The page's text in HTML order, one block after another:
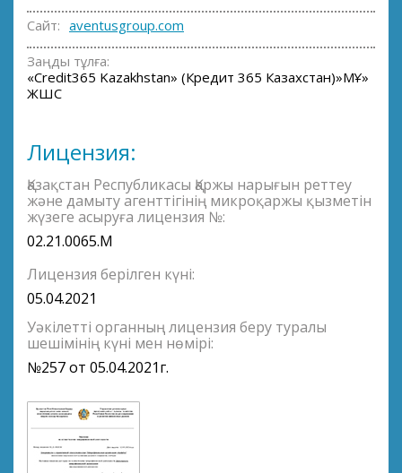
Сайт: aventusgroup.com
Заңды тұлға:
«Credit365 Kazakhstan» (Кредит 365 Казахстан)»МҚҰ»
ЖШС
Лицензия:
Қазақстан Республикасы Қаржы нарығын реттеу
және дамыту агенттігінің микроқаржы қызметін
жүзеге асыруға лицензия №:
02.21.0065.M
Лицензия берілген күні:
05.04.2021
Уәкілетті органның лицензия беру туралы
шешімінің күні мен нөмірі:
№257 от 05.04.2021г.